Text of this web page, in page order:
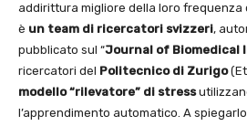
addirittura migliore della loro frequenza
è un team di ricercatori svizzeri,
pubblicato sul “Journal of Biomedical
ricercatori del Politecnico di Zurigo
modello “rilevatore” di stress
l’apprendimento automatico. A